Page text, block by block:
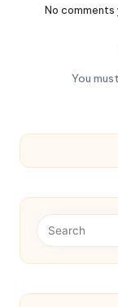
No comments
You